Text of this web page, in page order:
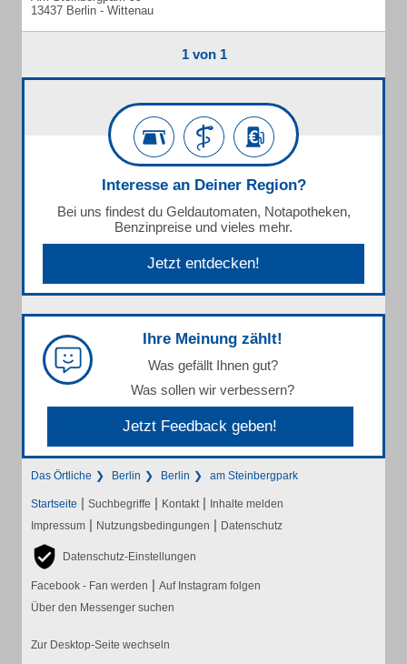
13437 Berlin - Wittenau
1 von 1
Interesse an Deiner Region?
Bei uns findest du Geldautomaten, Notapotheken,
Benzinpreise und vieles mehr.
Jetzt entdecken!
Ihre Meinung zählt!
Was gefällt Ihnen gut?
Was sollen wir verbessern?
Jetzt Feedback geben!
Das Örtliche Berlin Berlin am Steinbergpark
Startseite | Suchbegriffe | Kontakt | Inhalte melden
Impressum | Nutzungsbedingungen | Datenschutz
Datenschutz-Einstellungen
Facebook - Fan werden | Auf Instagram folgen
Über den Messenger suchen
Zur Desktop-Seite wechseln